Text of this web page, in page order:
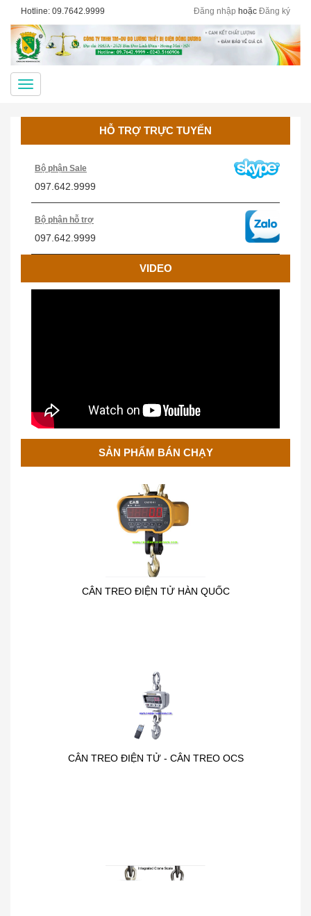
Hotline: 09.7642.9999 Đăng nhập hoặc Đăng ký
Menu
HỖ TRỢ TRỰC TUYẾN
Bộ phận Sale
097.642.9999
Bộ phận hỗ trợ
097.642.9999
VIDEO
SẢN PHẨM BÁN CHẠY
CÂN TREO ĐIỆN TỬ HÀN QUỐC
CÂN TREO ĐIỆN TỬ - CÂN TREO OCS